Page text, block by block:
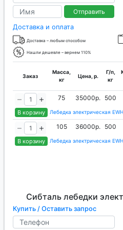
Отправить
Доставка и оплата
Доставка – любым способом
Нашли дешевле – вернем 110%
Заказ
Масса,
кг
Цена, р.
Г/п,
кг
В корзину
75 35000р. 500
Лебедка электрическая
В корзину
105 36000р. 500
Лебедка электрическая
Сибталь лебедки
Купить / Оставить запрос